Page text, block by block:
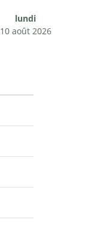
lundi
10 août 2026